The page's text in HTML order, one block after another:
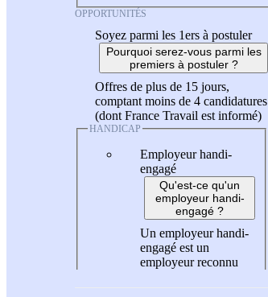
OPPORTUNITÉS
Soyez parmi les 1ers à postuler
Pourquoi serez-vous parmi les
premiers à postuler ?
Offres de plus de 15 jours,
comptant moins de 4 candidatures
(dont France Travail est informé)
HANDICAP
Employeur handi-
engagé
Qu'est-ce qu'un
employeur handi-
engagé ?
Un employeur handi-
engagé est un
employeur reconnu